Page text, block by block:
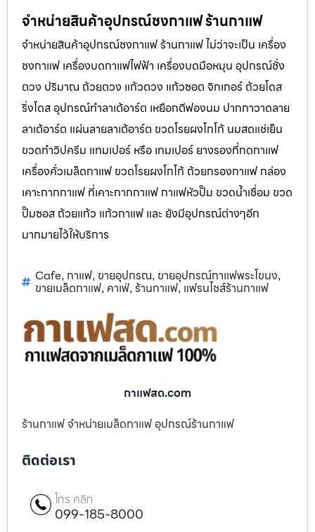
จำหน่ายสินค้าอุปกรณ์ชงกาแฟ ร้านกาแฟ
จำหน่ายสินค้าอุปกรณ์ชงกาแฟ ร้านกาแฟ ไม่ว่าจะเป็น เครื่อง
ชงกาแฟ เครื่องบดกาแฟไฟฟ้า เครื่องบดมือหมุน อุปกรณ์ชั่ง
ตวง ปริมาณ ถ้วยตวง แก้วตวง แก้วซอต จิกเกอร์ ถ้วยโดส
ริ่งโดส อุปกรณ์ทำลาเต้อาร์ต เหยือกตีฟองนม ปากกาวาดลาย
ลาเต้อาร์ต แผ่นลายลาเต้อาร์ต ขวดโรยผงโกโก้ นมสดแช่เย็น
ขวดทำวิปครีม แทมเปอร์ หรือ เทมเปอร์ ยางรองที่กดกาแฟ
เครื่องคั่วเมล็ดกาแฟ ขวดโรยผงโกโก้ ถ้วยกรองกาแฟ กล่อง
เคาะกากกาแฟ ที่เคาะกากกาแฟ กาแฟหัวปั๊ม ขวดน้ำเชื่อม ขวด
ปั๊มซอส ถ้วยแก้ว แก้วกาแฟ และ ยังมีอุปกรณ์ต่างๆอีก
มากมายไว้ให้บริการ
Cafe, กาแฟ, ขายอุปกรณ, ขายอุปกรณ์กาแฟพระโขนง,
ขายเมล็ดกาแฟ, คาเฟ่, ร้านกาแฟ, แฟรนไชส์ร้านกาแฟ
กาแฟสด.com
ร้านกาแฟ จำหน่ายเมล็ดกาแฟ อุปกรณ์ร้านกาแฟ
ติดต่อเรา
โทร คลิก
099-185-8000